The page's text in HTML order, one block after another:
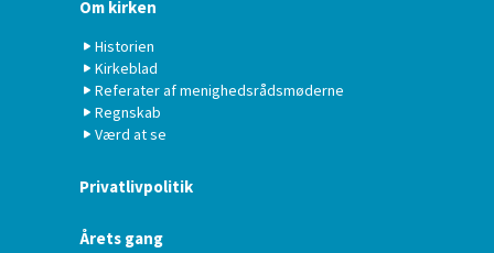
Om kirken
Historien
Kirkeblad
Referater af menighedsrådsmøderne
Regnskab
Værd at se
Privatlivpolitik
Årets gang